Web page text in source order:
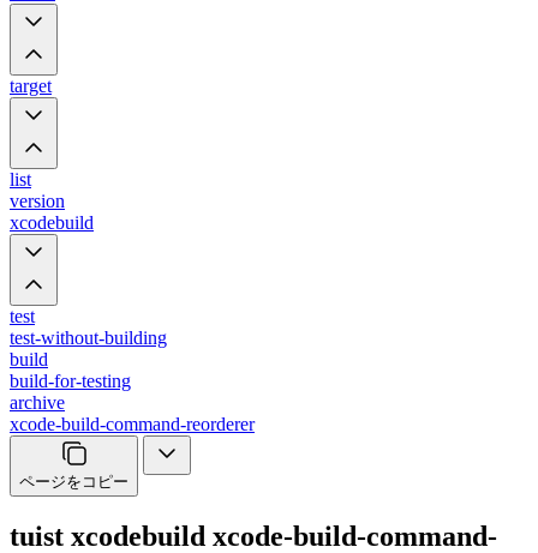
target
list
version
xcodebuild
test
test-without-building
build
build-for-testing
archive
xcode-build-command-reorderer
ページをコピー
tuist xcodebuild xcode-build-command-